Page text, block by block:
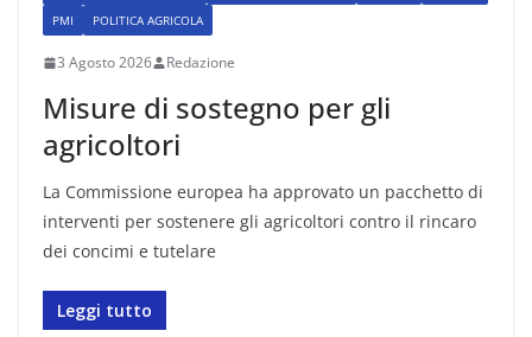
PMI
POLITICA AGRICOLA
3 Agosto 2026 Redazione
Misure di sostegno per gli
agricoltori
La Commissione europea ha approvato un pacchetto di
interventi per sostenere gli agricoltori contro il rincaro
dei concimi e tutelare
Leggi tutto